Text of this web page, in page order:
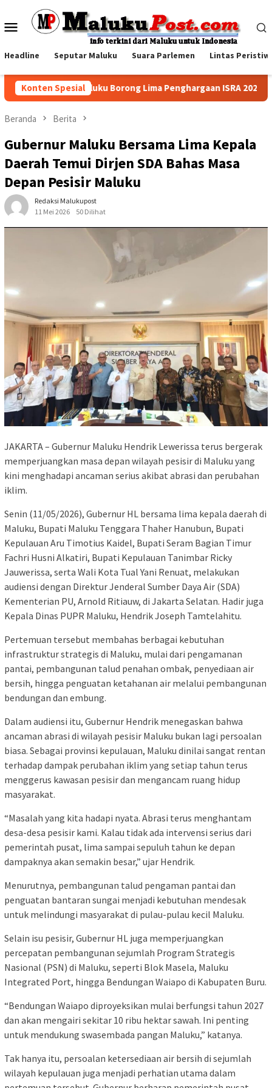
konten
Menu
Headline Seputar Maluku Suara Parlemen Lintas
Konten Spesial
Papua Maluku Borong Lima Penghargaan ISRA 2026, Tiga
Beranda Berita
Gubernur Maluku Bersama Lima Kepala
Daerah Temui Dirjen SDA Bahas Masa
Depan Pesisir Maluku
Redaksi Malukupost
11 Mei 2026
50 Dilihat
JAKARTA – Gubernur Maluku Hendrik Lewerissa terus bergerak
memperjuangkan masa depan wilayah pesisir di Maluku yang
kini menghadapi ancaman serius akibat abrasi dan perubahan
iklim.
Senin (11/05/2026), Gubernur HL bersama lima kepala daerah di
Maluku, Bupati Maluku Tenggara Thaher Hanubun, Bupati
Kepulauan Aru Timotius Kaidel, Bupati Seram Bagian Timur
Fachri Husni Alkatiri, Bupati Kepulauan Tanimbar Ricky
Jauwerissa, serta Wali Kota Tual Yani Renuat, melakukan
audiensi dengan Direktur Jenderal Sumber Daya Air (SDA)
Kementerian PU, Arnold Ritiauw, di Jakarta Selatan. Hadir juga
Kepala Dinas PUPR Maluku, Hendrik Joseph Tamtelahitu.
Pertemuan tersebut membahas berbagai kebutuhan
infrastruktur strategis di Maluku, mulai dari pengamanan
pantai, pembangunan talud penahan ombak, penyediaan air
bersih, hingga penguatan ketahanan air melalui pembangunan
bendungan dan embung.
Dalam audiensi itu, Gubernur Hendrik menegaskan bahwa
ancaman abrasi di wilayah pesisir Maluku bukan lagi persoalan
biasa. Sebagai provinsi kepulauan, Maluku dinilai sangat rentan
terhadap dampak perubahan iklim yang setiap tahun terus
menggerus kawasan pesisir dan mengancam ruang hidup
masyarakat.
“Masalah yang kita hadapi nyata. Abrasi terus menghantam
desa-desa pesisir kami. Kalau tidak ada intervensi serius dari
pemerintah pusat, lima sampai sepuluh tahun ke depan
dampaknya akan semakin besar,” ujar Hendrik.
Menurutnya, pembangunan talud pengaman pantai dan
penguatan bantaran sungai menjadi kebutuhan mendesak
untuk melindungi masyarakat di pulau-pulau kecil Maluku.
Selain isu pesisir, Gubernur HL juga memperjuangkan
percepatan pembangunan sejumlah Program Strategis
Nasional (PSN) di Maluku, seperti Blok Masela, Maluku
Integrated Port, hingga Bendungan Waiapo di Kabupaten Buru.
“Bendungan Waiapo diproyeksikan mulai berfungsi tahun 2027
dan akan mengairi sekitar 10 ribu hektar sawah. Ini penting
untuk mendukung swasembada pangan Maluku,” katanya.
Tak hanya itu, persoalan ketersediaan air bersih di sejumlah
wilayah kepulauan juga menjadi perhatian utama dalam